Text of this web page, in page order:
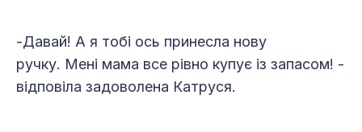
-Давай! А я тобі ось принесла нову
ручку. Мені мама все рівно купує із запасом! -
відповіла задоволена Катруся.